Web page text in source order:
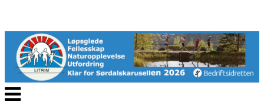
Veksle
navigasjon